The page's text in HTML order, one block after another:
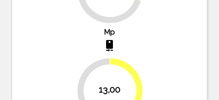
70%
Mp
camera_rear
13,00
32.5%